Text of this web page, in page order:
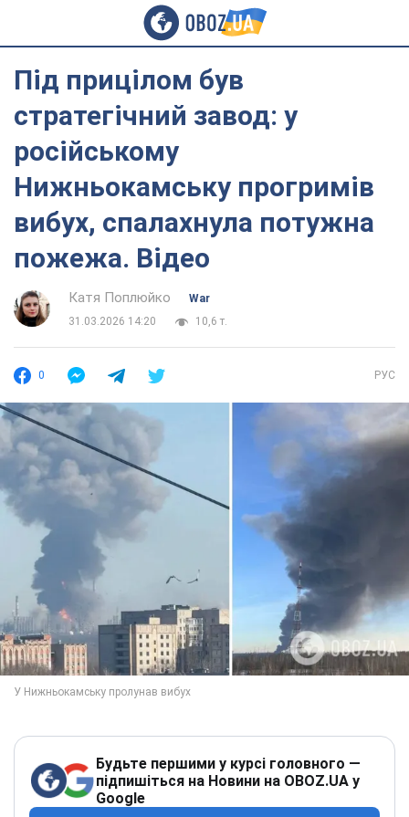
Під прицілом був
стратегічний завод: у
російському
Нижньокамську прогримів
вибух, спалахнула потужна
пожежа. Відео
Катя Поплюйко
War
31.03.2026 14:20
10,6 т.
0 РУС
Будьте першими у курсі головного —
підпишіться на Новини на OBOZ.UA у
Google